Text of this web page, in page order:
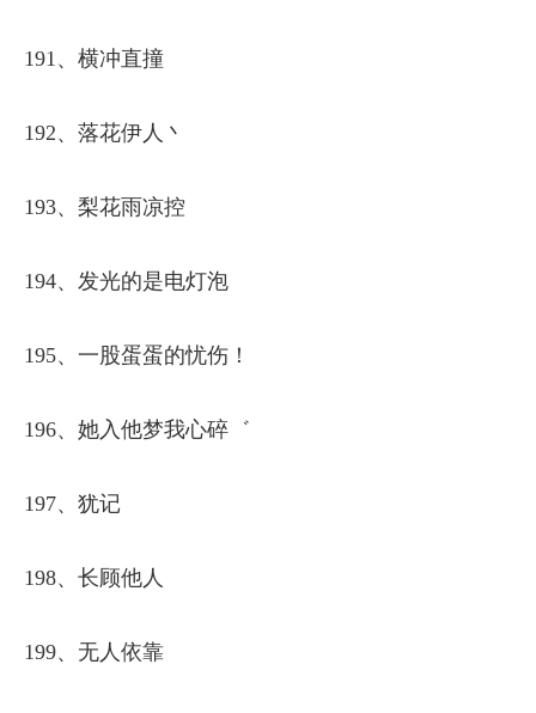
191、横冲直撞
192、落花伊人丶
193、梨花雨凉控
194、发光的是电灯泡
195、一股蛋蛋的忧伤！
196、她入他梦我心碎゛
197、犹记
198、长顾他人
199、无人依靠